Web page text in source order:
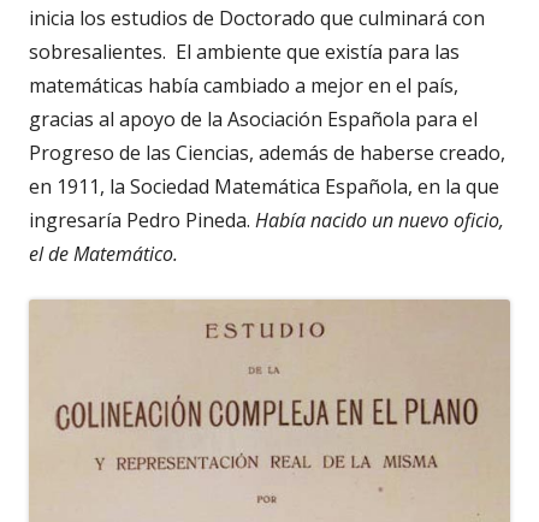
inicia los estudios de Doctorado que culminará con
sobresalientes. El ambiente que existía para las
matemáticas había cambiado a mejor en el país,
gracias al apoyo de la Asociación Española para el
Progreso de las Ciencias, además de haberse creado,
en 1911, la Sociedad Matemática Española, en la que
ingresaría Pedro Pineda. Había nacido un nuevo oficio,
el de Matemático.